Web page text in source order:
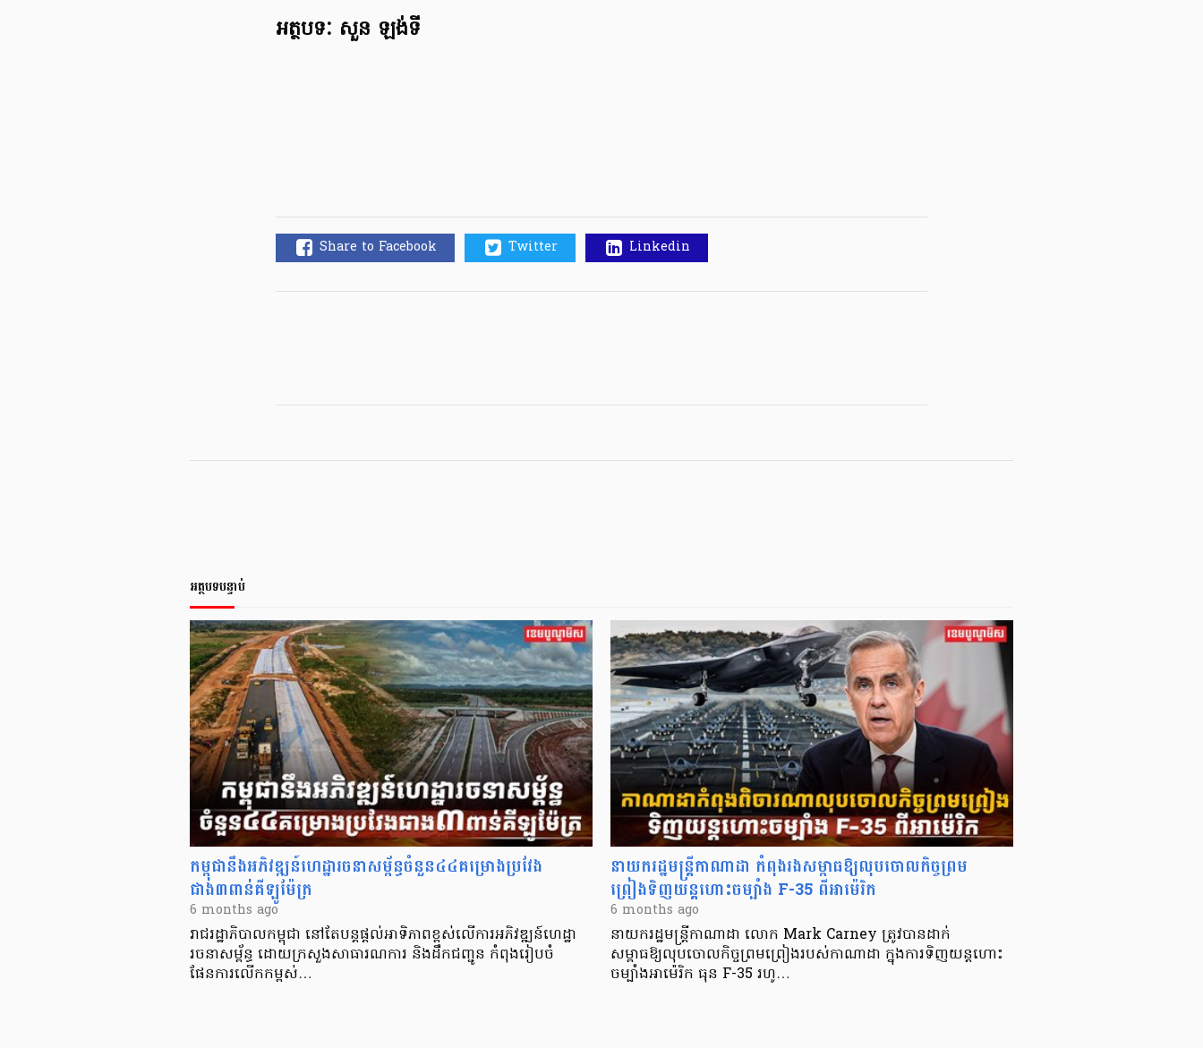
អត្ថបទៈ សួន ឡង់ទី​
Share to Facebook Twitter Linkedin
អត្ថបទបន្ទាប់
កម្ពុជានឹងអភិវឌ្ឍន៍ហេដ្ឋារចនាសម្ព័ន្ធចំនួន៤៤គម្រោងប្រវែង
ជាង៣ពាន់គីឡូម៉ែត្រ
6 months ago
រាជរដ្ឋាភិបាលកម្ពុជា នៅតែបន្តផ្តល់អាទិភាពខ្ពស់លើការអភិវឌ្ឍន៍ហេដ្ឋា
រចនាសម្ព័ន្ធ ដោយក្រសួងសាធារណការ និងដឹកជញ្ជូន កំពុងរៀបចំ
ផែនការលើកកម្ពស់…
នាយករដ្ឋមន្ត្រីកាណាដា កំពុងរងសម្ពាធឱ្យលុបចោលកិច្ចព្រម
ព្រៀងទិញយន្តហោះចម្បាំង F-35 ពីអាម៉េរិក
6 months ago
នាយករដ្ឋមន្ត្រីកាណាដា លោក Mark Carney ត្រូវបានដាក់
សម្ពាធឱ្យលុបចោលកិច្ចព្រមព្រៀងរបស់កាណាដា ក្នុងការទិញយន្តហោះ
ចម្បាំងអាម៉េរិក ធុន F-35 រហូ…